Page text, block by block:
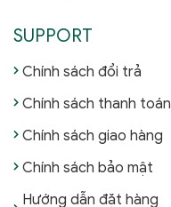
SUPPORT
Chính sách đổi trả
Chính sách thanh toán
Chính sách giao hàng
Chính sách bảo mật
Hướng dẫn đặt hàng